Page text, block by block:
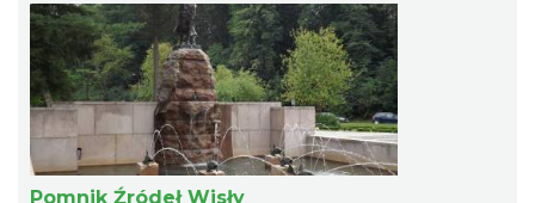
Pomnik Źródeł Wisły